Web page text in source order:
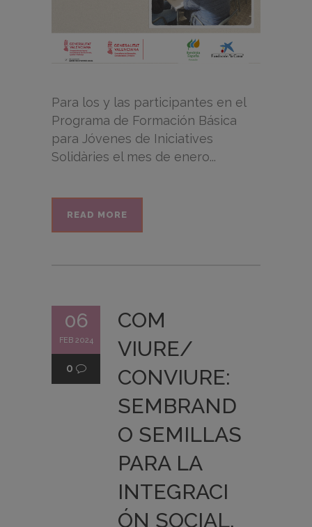
Para los y las participantes en el
Programa de Formación Básica
para Jóvenes de Iniciatives
Solidàries el mes de enero...
READ MORE
06
FEB 2024
0
COM
VIURE/
CONVIURE:
SEMBRAND
O SEMILLAS
PARA LA
INTEGRACI
ÓN SOCIAL.